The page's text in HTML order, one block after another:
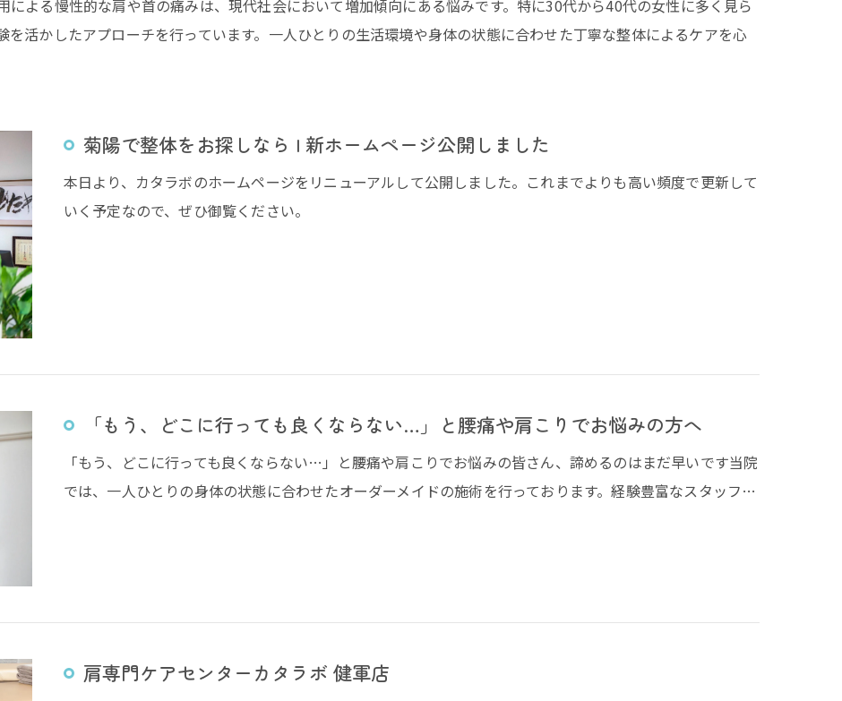
よる慢性的な肩や首の痛みは、現代社会において増加傾向にある悩みです。特に30代から40代の女性に多く見ら
活かしたアプローチを行っています。一人ひとりの生活環境や身体の状態に合わせた丁寧な整体によるケアを心
菊陽で整体をお探しなら | 新ホームページ公開しました
本日より、カタラボのホームページをリニューアルして公開しました。これまでよりも高い頻度で更新して
いく予定なので、ぜひ御覧ください。
「もう、どこに行っても良くならない…」と腰痛や肩こりでお悩みの方へ
「もう、どこに行っても良くならない…」と腰痛や肩こりでお悩みの皆さん、諦めるのはまだ早いです当院
では、一人ひとりの身体の状態に合わせたオーダーメイドの施術を行っております。経験豊富なスタッフ…
肩専門ケアセンターカタラボ 健軍店